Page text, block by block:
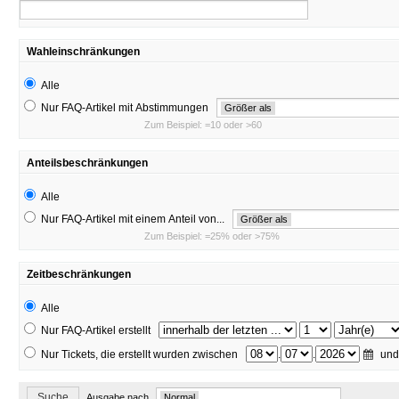
Wahleinschränkungen
Alle
Nur FAQ-Artikel mit Abstimmungen
Größer als
Zum Beispiel: =10 oder >60
Anteilsbeschränkungen
Alle
Nur FAQ-Artikel mit einem Anteil von...
Größer als
Zum Beispiel: =25% oder >75%
Zeitbeschränkungen
Alle
Nur FAQ-Artikel erstellt
Nur Tickets, die erstellt wurden zwischen
. . und